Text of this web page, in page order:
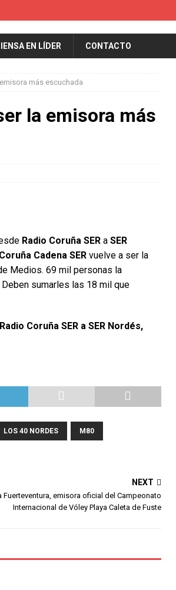
EN LÍDER CONTACTO
más escuchada
la emisora más
Radio Coruña SER a SER
Cadena SER vuelve a ser la
Medios. 69 mil personas la
sumarles las 18 mil que
Coruña SER a SER Nordés,
LOS 40 NORDES M80
NEXT
Fuerteventura, emisora oficial del Campeonato
Internacional de Vóley Playa Caleta de Fuste